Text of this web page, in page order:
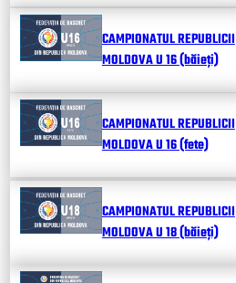
CAMPIONATUL REPUBLICII
MOLDOVA U 16 (băieți)
CAMPIONATUL REPUBLICII
MOLDOVA U 16 (fete)
CAMPIONATUL REPUBLICII
MOLDOVA U 18 (băieți)